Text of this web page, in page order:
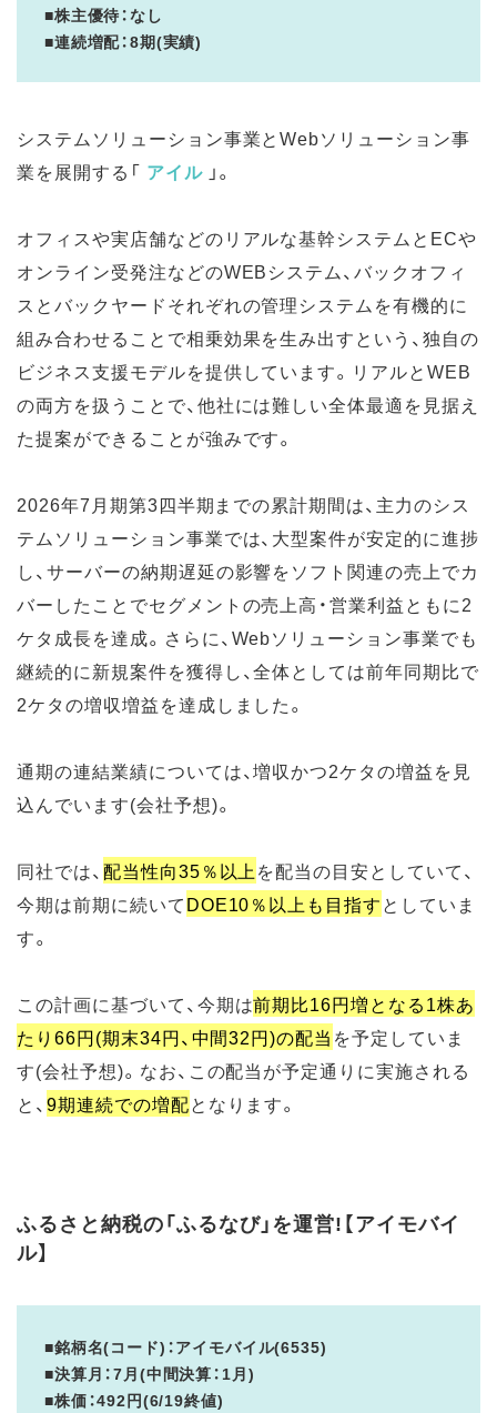
■株主優待：なし
■連続増配：8期(実績)
システムソリューション事業とWebソリューション事
業を展開する「 アイル」。
オフィスや実店舗などのリアルな基幹システムとECや
オンライン受発注などのWEBシステム、バックオフィ
スとバックヤードそれぞれの管理システムを有機的に
組み合わせることで相乗効果を生み出すという、独自の
ビジネス支援モデルを提供しています。リアルとWEB
の両方を扱うことで、他社には難しい全体最適を見据え
た提案ができることが強みです。
2026年7月期第3四半期までの累計期間は、主力のシス
テムソリューション事業では、大型案件が安定的に進捗
し、サーバーの納期遅延の影響をソフト関連の売上でカ
バーしたことでセグメントの売上高・営業利益ともに2
ケタ成長を達成。さらに、Webソリューション事業でも
継続的に新規案件を獲得し、全体としては前年同期比で
2ケタの増収増益を達成しました。
通期の連結業績については、増収かつ2ケタの増益を見
込んでいます(会社予想)。
同社では、配当性向35％以上を配当の目安としていて、
今期は前期に続いてDOE10％以上も目指すとしていま
す。
この計画に基づいて、今期は前期比16円増となる1株あ
たり66円(期末34円、中間32円)の配当 を予定していま
す(会社予想)。なお、この配当が予定通りに実施される
と、9期連続での増配となります。
ふるさと納税の「ふるなび」を運営!【アイモバイ
ル】
■銘柄名(コード)：アイモバイル(6535)
■決算月：7月(中間決算：1月)
■株価：492円(6/19終値)